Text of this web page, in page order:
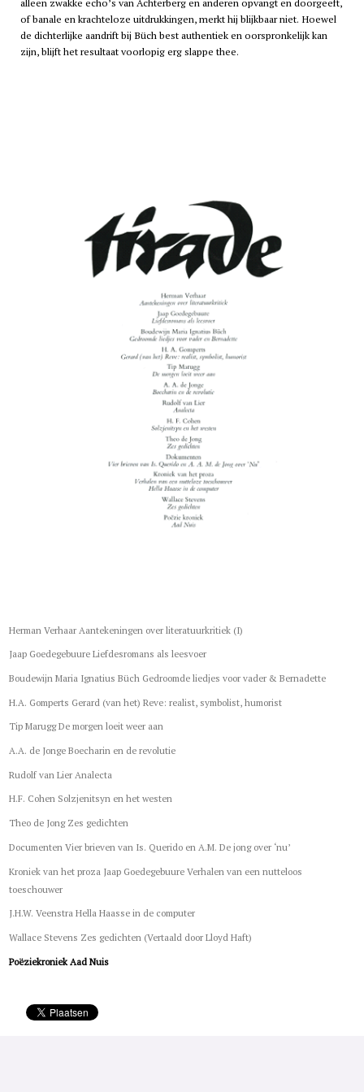
of banale en krachteloze uitdrukkingen, merkt hij blijkbaar niet. Hoewel
de dichterlijke aandrift bij Büch best authentiek en oorspronkelijk kan
zijn, blijft het resultaat voorlopig erg slappe thee.
Herman Verhaar Aantekeningen over literatuurkritiek (I)
Jaap Goedegebuure Liefdesromans als leesvoer
Boudewijn Maria Ignatius Büch Gedroomde liedjes voor vader & Bernadette
H.A. Gomperts Gerard (van het) Reve: realist, symbolist, humorist
Tip Marugg De morgen loeit weer aan
A.A. de Jonge Boecharin en de revolutie
Rudolf van Lier Analecta
H.F. Cohen Solzjenitsyn en het westen
Theo de Jong Zes gedichten
Documenten Vier brieven van Is. Querido en A.M. De jong over ‘nu’
Kroniek van het proza Jaap Goedegebuure Verhalen van een nutteloos
toeschouwer
J.H.W. Veenstra Hella Haasse in de computer
Wallace Stevens Zes gedichten (Vertaald door Lloyd Haft)
Poëziekroniek Aad Nuis